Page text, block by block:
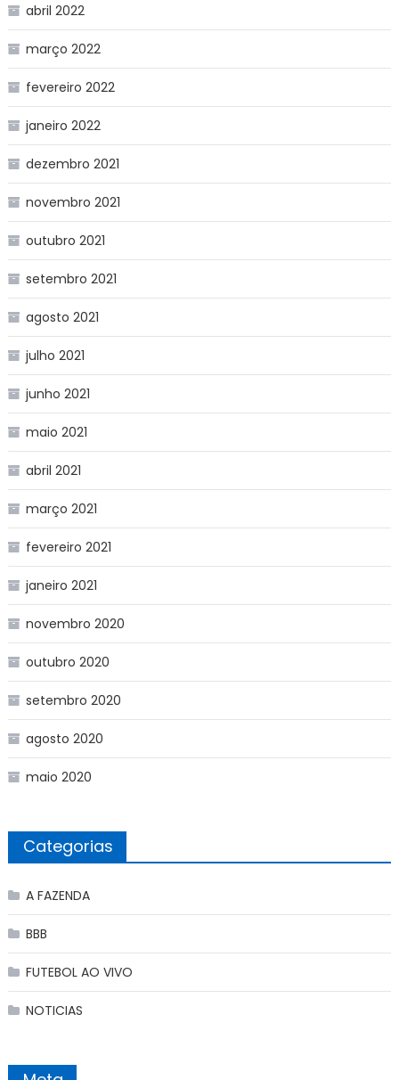
abril 2022
março 2022
fevereiro 2022
janeiro 2022
dezembro 2021
novembro 2021
outubro 2021
setembro 2021
agosto 2021
julho 2021
junho 2021
maio 2021
abril 2021
março 2021
fevereiro 2021
janeiro 2021
novembro 2020
outubro 2020
setembro 2020
agosto 2020
maio 2020
Categorias
A FAZENDA
BBB
FUTEBOL AO VIVO
NOTICIAS